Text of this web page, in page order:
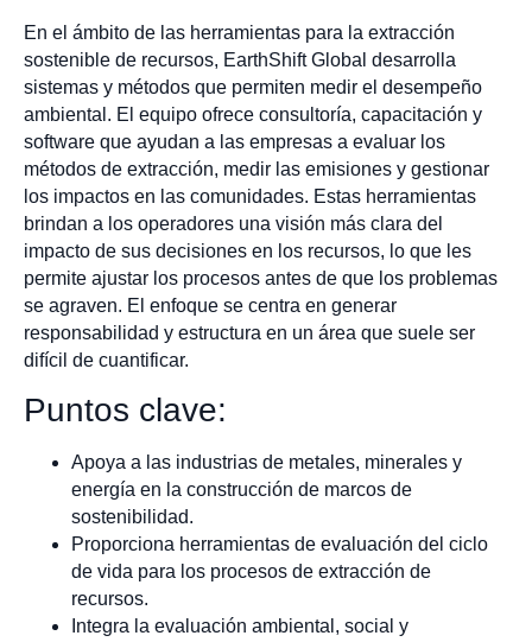
En el ámbito de las herramientas para la extracción
sostenible de recursos, EarthShift Global desarrolla
sistemas y métodos que permiten medir el desempeño
ambiental. El equipo ofrece consultoría, capacitación y
software que ayudan a las empresas a evaluar los
métodos de extracción, medir las emisiones y gestionar
los impactos en las comunidades. Estas herramientas
brindan a los operadores una visión más clara del
impacto de sus decisiones en los recursos, lo que les
permite ajustar los procesos antes de que los problemas
se agraven. El enfoque se centra en generar
responsabilidad y estructura en un área que suele ser
difícil de cuantificar.
Puntos clave:
Apoya a las industrias de metales, minerales y
energía en la construcción de marcos de
sostenibilidad.
Proporciona herramientas de evaluación del ciclo
de vida para los procesos de extracción de
recursos.
Integra la evaluación ambiental, social y